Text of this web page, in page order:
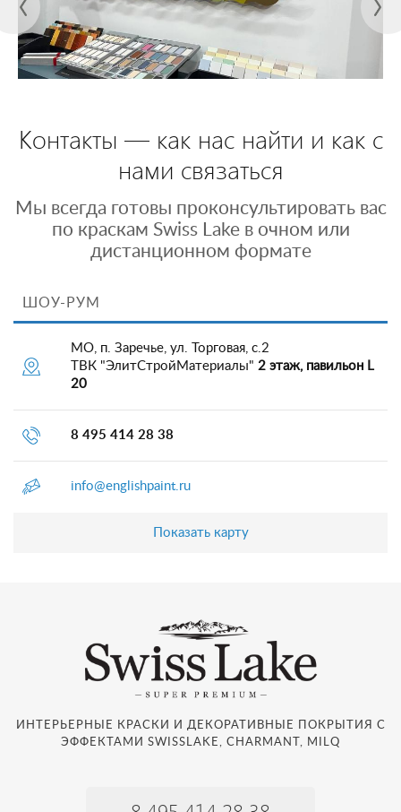
Контакты — как нас найти и как с
нами связаться
Мы всегда готовы проконсультировать вас
по краскам Swiss Lake в очном или
дистанционном формате
ШОУ-РУМ
МО, п. Заречье, ул. Торговая, с.2
ТВК "ЭлитСтройМатериалы" 2 этаж, павильон L
20
8 495 414 28 38
info@englishpaint.ru
Показать карту
ИНТЕРЬЕРНЫЕ КРАСКИ И ДЕКОРАТИВНЫЕ ПОКРЫТИЯ С
ЭФФЕКТАМИ SWISSLAKE, CHARMANT, MILQ